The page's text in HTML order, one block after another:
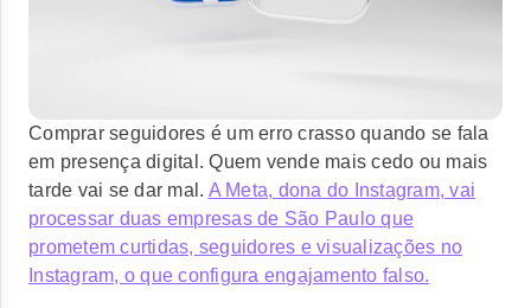
Comprar seguidores é um erro crasso quando se fala
em presença digital. Quem vende mais cedo ou mais
tarde vai se dar mal. A Meta, dona do Instagram, vai
processar duas empresas de São Paulo que
prometem curtidas, seguidores e visualizações no
Instagram, o que configura engajamento falso.